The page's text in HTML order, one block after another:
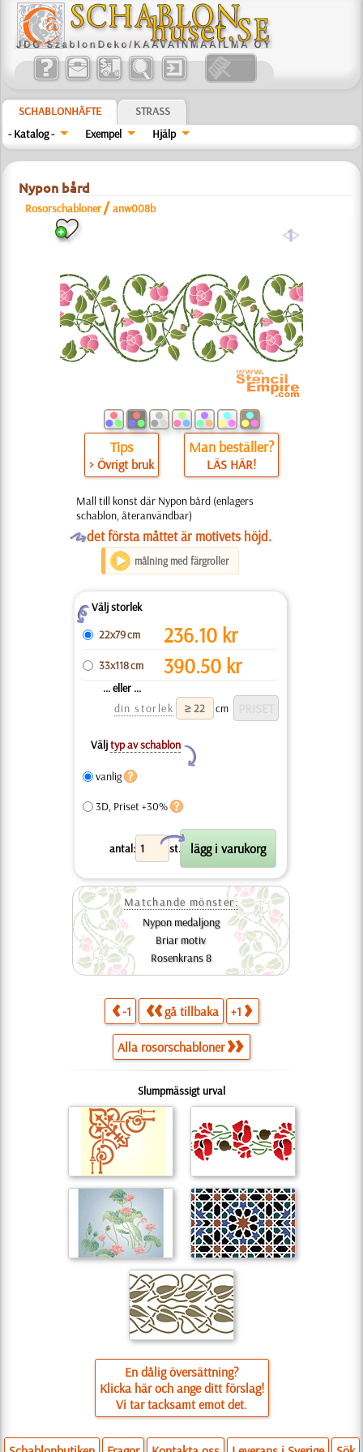
SCHABLONHÄFTE
STRASS
- Katalog -
Exempel Hjälp
Nypon bård
Rosorschabloner /anw008b
a
Tips
> Övrigt bruk
Man beställer?
LÄS HÄR!
Mall till konst där Nypon bård (enlagers
schablon, återanvändbar)
Odet första måttet är motivets höjd.
målning med färgroller
ZVälj storlek
22x79 cm
236.10 kr
33x118 cm 390.50 kr
... eller ...
din storlek
cm
Väljtyp av schablon
Y
vanlig
3D, Priset +30%
antal: st.
X
Matchande mönster:
Nypon medaljong
Briar motiv
Rosenkrans 8
-1 gå tillbaka +1
Alla rosorschabloner
Slumpmässigt urval
En dålig översättning?
Klicka här och ange ditt förslag!
Vi tar tacksamt emot det.